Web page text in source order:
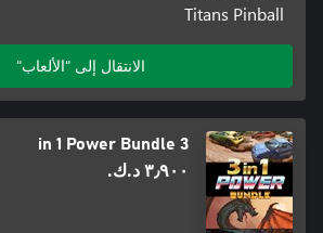
Titans Pinball
الانتقال إلى "الألعاب"
3 in 1 Power Bundle
٣٫٩٠٠ د.ك.‏